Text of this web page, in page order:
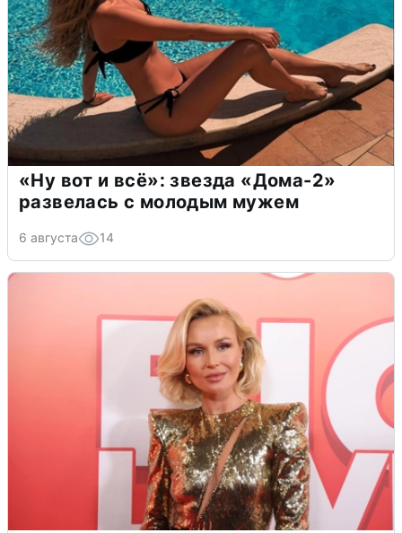
«Ну вот и всё»: звезда «Дома-2»
развелась с молодым мужем
6 августа 14